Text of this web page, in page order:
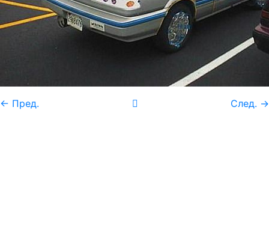
← Пред. След. →